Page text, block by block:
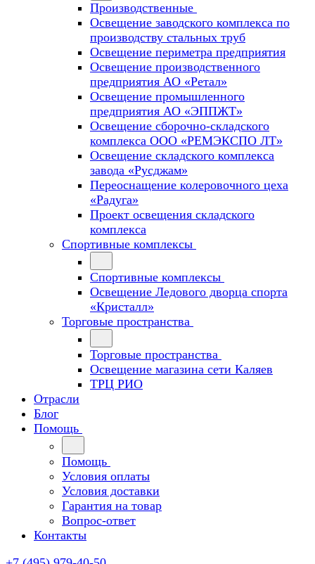
Производственные
Освещение заводского комплекса по
производству стальных труб
Освещение периметра предприятия
Освещение производственного
предприятия АО «Ретал»
Освещение промышленного
предприятия АО «ЭППЖТ»
Освещение сборочно-складского
комплекса ООО «РЕМЭКСПО ЛТ»
Освещение складского комплекса
завода «Русджам»
Переоснащение колеровочного цеха
«Радуга»
Проект освещения складского
комплекса
Спортивные комплексы
Спортивные комплексы
Освещение Ледового дворца спорта
«Кристалл»
Торговые пространства
Торговые пространства
Освещение магазина сети Каляев
ТРЦ РИО
Отрасли
Блог
Помощь
Помощь
Условия оплаты
Условия доставки
Гарантия на товар
Вопрос-ответ
Контакты